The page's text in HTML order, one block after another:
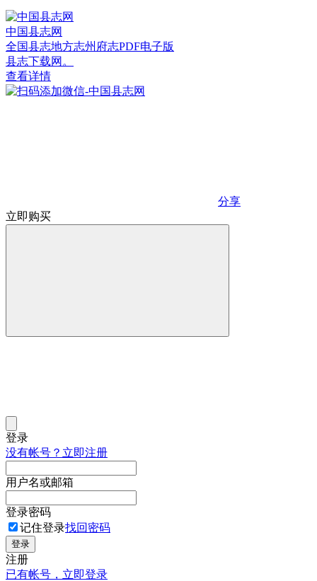
中国县志网
全国县志地方志州府志PDF电子版
县志下载网。
查看详情
分享
立即购买
登录
没有帐号？立即注册
用户名或邮箱
登录密码
记住登录找回密码
登录
注册
已有帐号，立即登录